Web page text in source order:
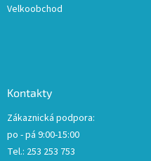
Velkoobchod
Kontakty
Zákaznická podpora:
po - pá 9:00-15:00
Tel.: 253 253 753